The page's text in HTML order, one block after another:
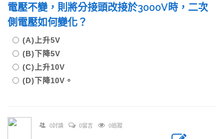
電壓不變，則將分接頭改接於3000V時，二次
側電壓如何變化？
(A)上升5V
(B)下降5V
(C)上升10V
(D)下降10V。
0討論 0留言 0追蹤